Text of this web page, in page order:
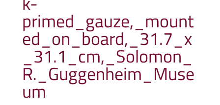
primed_gauze,_mount
ed_on_board,_31.7_x
_31.1_cm,_Solomon_
R._Guggenheim_Muse
um